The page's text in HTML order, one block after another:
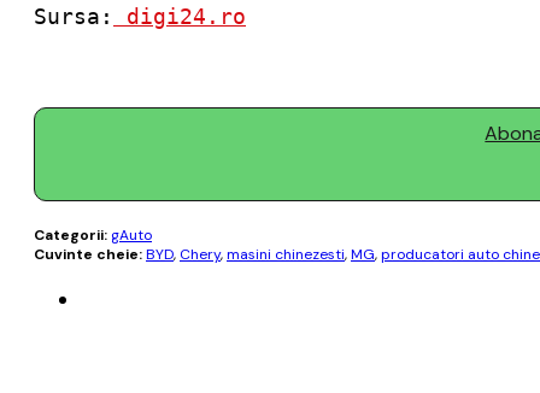
Sursa: digi24.ro
Categorii: gAuto
Cuvinte cheie:BYD, Chery,masini chinezesti,MG,producatori auto